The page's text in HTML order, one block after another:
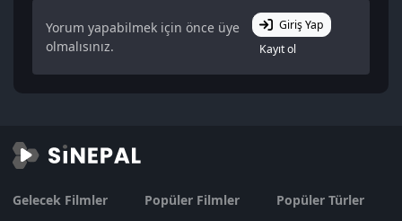
Yorum yapabilmek için önce üye
olmalısınız.
Giriş Yap
Kayıt ol
Gelecek Filmler
Popüler Filmler
Popüler Türler